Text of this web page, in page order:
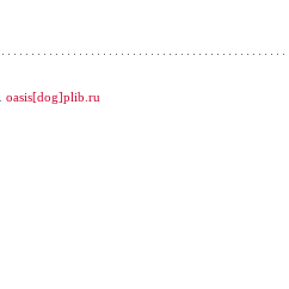
oasis[dog]plib.ru